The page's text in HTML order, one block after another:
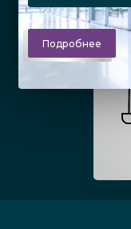
Подробнее